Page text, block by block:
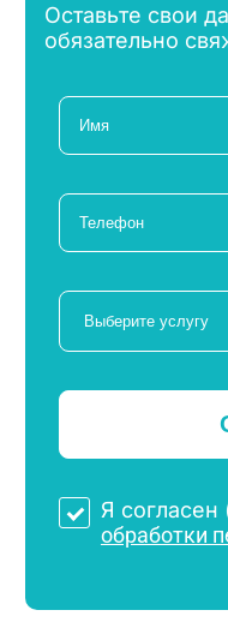
Оставьте свои
обязательно
Я согласен
обработки